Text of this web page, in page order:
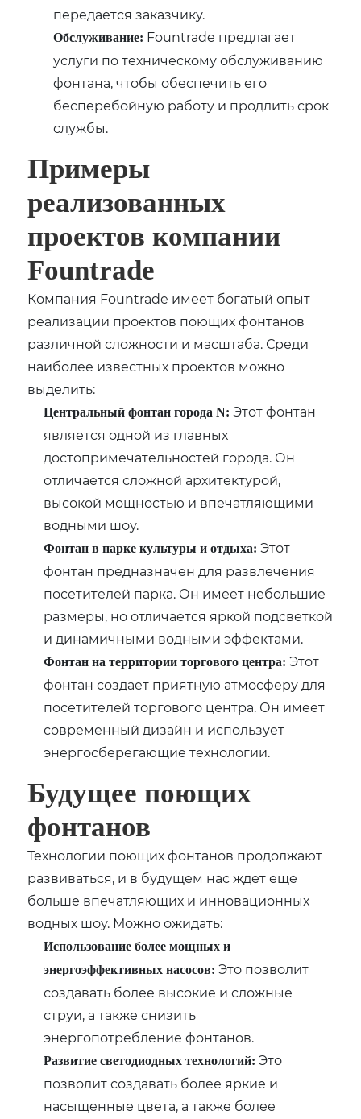
передается заказчику.
Обслуживание: Fountrade предлагает
услуги по техническому обслуживанию
фонтана, чтобы обеспечить его
бесперебойную работу и продлить срок
службы.
Примеры
реализованных
проектов компании
Fountrade
Компания Fountrade имеет богатый опыт
реализации проектов поющих фонтанов
различной сложности и масштаба. Среди
наиболее известных проектов можно
выделить:
Центральный фонтан города N: Этот фонтан
является одной из главных
достопримечательностей города. Он
отличается сложной архитектурой,
высокой мощностью и впечатляющими
водными шоу.
Фонтан в парке культуры и отдыха: Этот
фонтан предназначен для развлечения
посетителей парка. Он имеет небольшие
размеры, но отличается яркой подсветкой
и динамичными водными эффектами.
Фонтан на территории торгового центра: Этот
фонтан создает приятную атмосферу для
посетителей торгового центра. Он имеет
современный дизайн и использует
энергосберегающие технологии.
Будущее поющих
фонтанов
Технологии поющих фонтанов продолжают
развиваться, и в будущем нас ждет еще
больше впечатляющих и инновационных
водных шоу. Можно ожидать:
Использование более мощных и
энергоэффективных насосов: Это позволит
создавать более высокие и сложные
струи, а также снизить
энергопотребление фонтанов.
Развитие светодиодных технологий: Это
позволит создавать более яркие и
насыщенные цвета, а также более